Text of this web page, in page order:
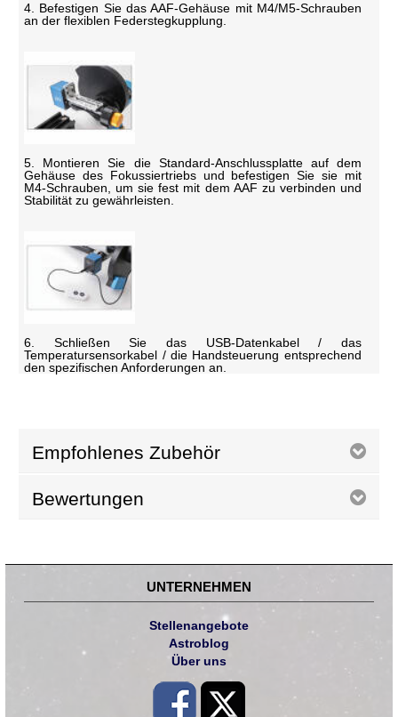
4. Befestigen Sie das AAF-Gehäuse mit M4/M5-Schrauben
an der flexiblen Federstegkupplung.
5. Montieren Sie die Standard-Anschlussplatte auf dem
Gehäuse des Fokussiertriebs und befestigen Sie sie mit
M4-Schrauben, um sie fest mit dem AAF zu verbinden und
Stabilität zu gewährleisten.
6. Schließen Sie das USB-Datenkabel / das
Temperatursensorkabel / die Handsteuerung entsprechend
den spezifischen Anforderungen an.
Empfohlenes Zubehör
Bewertungen
UNTERNEHMEN
Stellenangebote
Astroblog
Über uns